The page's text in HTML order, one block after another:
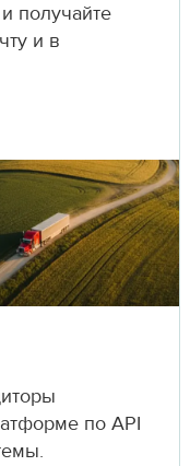
получайте
и в
по API